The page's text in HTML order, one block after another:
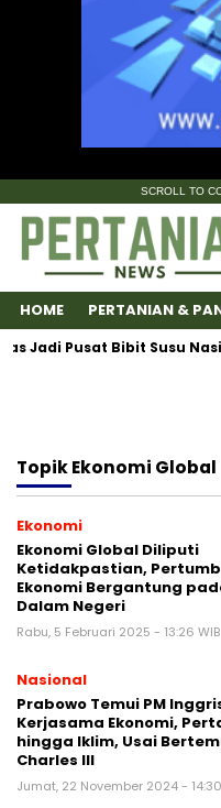
SCROLL TO
HOME PERTANIAN &
Jadi Pusat Bibit Susu
TopikEkonomi Global
Ekonomi
Ekonomi Global Diliputi
Ketidakpastian,
Ekonomi Bergantung
Dalam Negeri
Rabu, 5 Februari 2025 - 13:26 WIB
Nasional
Prabowo Temui PM
Kerjasama Ekonomi,
hingga Iklim, Usai
Charles III
Jumat, 22 November 2024 -